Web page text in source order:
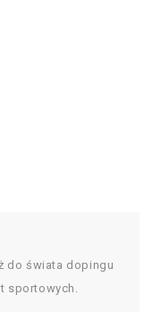
do świata dopingu
sportowych.